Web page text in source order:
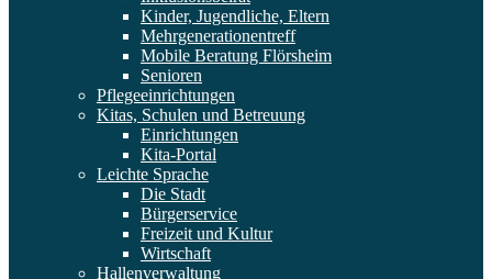
Kinder, Jugendliche, Eltern
Mehrgenerationentreff
Mobile Beratung Flörsheim
Senioren
Pflegeeinrichtungen
Kitas, Schulen und Betreuung
Einrichtungen
Kita-Portal
Leichte Sprache
Die Stadt
Bürgerservice
Freizeit und Kultur
Wirtschaft
Hallenverwaltung